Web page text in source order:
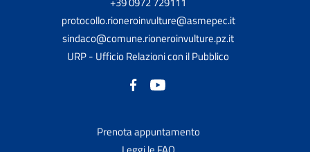
protocollo.rioneroinvulture@asmepec.it
sindaco@comune.rioneroinvulture.pz.it
URP - Ufficio Relazioni con il Pubblico
Prenota appuntamento